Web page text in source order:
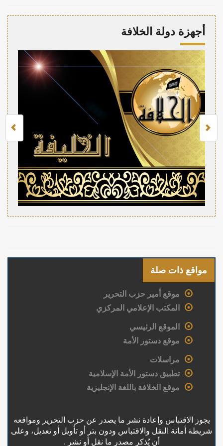
أجهزة دولة الخلافة
مواقع ذات صلة
موقع أمير حزب التحرير
المكتب الإعلامي المركزي
الموقع الرئيسي
موقع دستور الأمة
مراسلات
تطبيق دستور الأمة الإسلامية
موقع الخلافة باللغة الإنجليزية
يجوز الاقتباس وإعادة نشر ما يصدر عن حزب التحرير ومواقعه
شريطة أمانة النقل والاقتباس ودون بتر أو تأويل أو تعديل، وعلى
أن يُذكر مصدر ما نقل أو نشر .